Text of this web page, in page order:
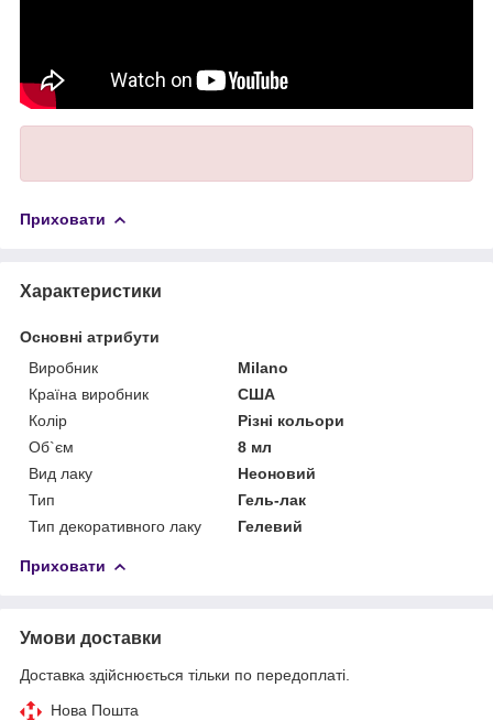
Приховати
Характеристики
Основні атрибути
Виробник
Milano
Країна виробник
США
Колір
Різні кольори
Об`єм
8 мл
Вид лаку
Неоновий
Тип
Гель-лак
Тип декоративного лаку
Гелевий
Приховати
Умови доставки
Доставка здійснюється тільки по передоплаті.
Нова Пошта